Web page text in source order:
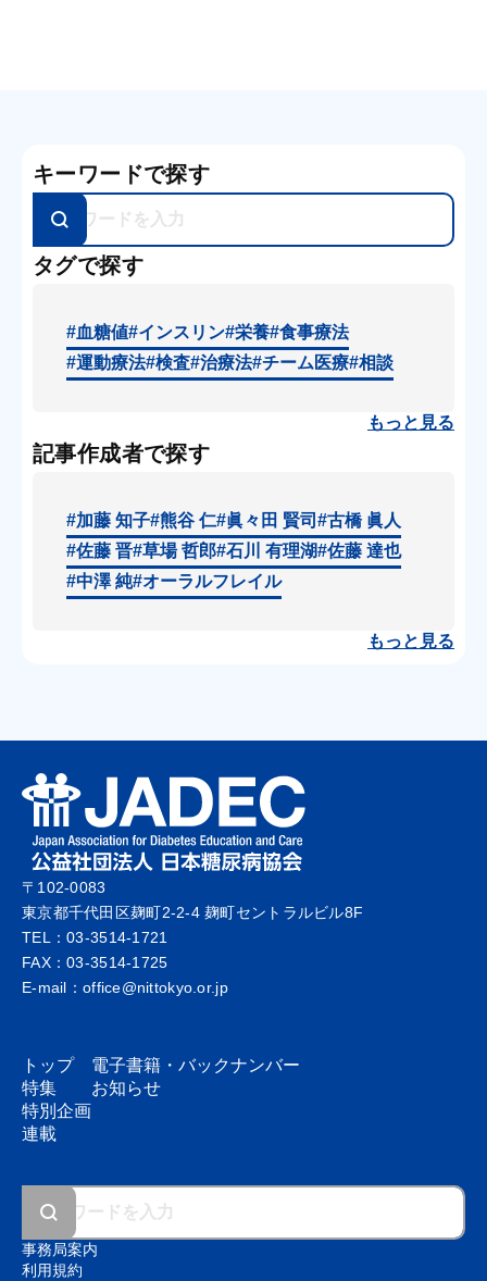
たち
椎原 かっぱ 記事を読む
連載 2025.05
【第12回】さあ千分率の子ども
たち
キーワードで探す
タグで探す
#血糖値#インスリン#栄養#食事療法
#運動療法#検査#治療法#チーム医療#相談
もっと見る
記事作成者で探す
#加藤 知子#熊谷 仁#眞々田 賢司 #古橋 眞人
#佐藤 晋#草場 哲郎#石川 有理湖#佐藤 達也
#中澤 純#オーラルフレイル
もっと見る
〒102-0083
東京都千代田区麹町2-2-4 麹町セントラルビル8F
TEL：03-3514-1721
FAX：03-3514-1725
E-mail：office@nittokyo.or.jp
トップ
特集
特別企画
連載
電子書籍・ バックナンバー
お知らせ
事務局案内
利用規約